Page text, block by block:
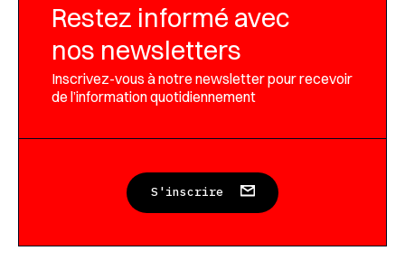
Restez informé avec
nos newsletters
Inscrivez-vous à notre newsletter pour recevoir
de l’information quotidiennement
S'inscrire